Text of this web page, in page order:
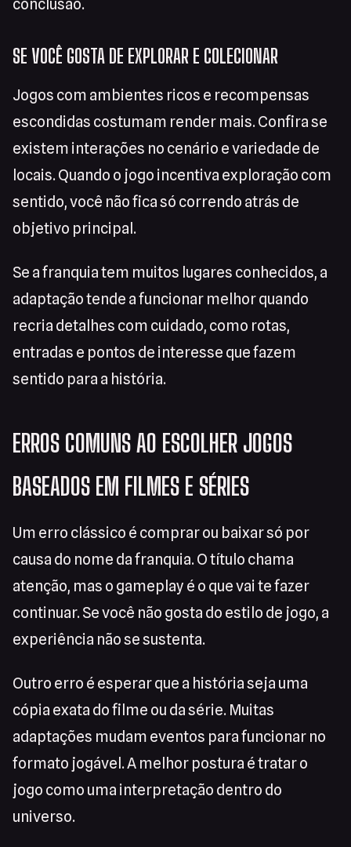
conclusão.
SE VOCÊ GOSTA DE EXPLORAR E COLECIONAR
Jogos com ambientes ricos e recompensas
escondidas costumam render mais. Confira se
existem interações no cenário e variedade de
locais. Quando o jogo incentiva exploração com
sentido, você não fica só correndo atrás de
objetivo principal.
Se a franquia tem muitos lugares conhecidos, a
adaptação tende a funcionar melhor quando
recria detalhes com cuidado, como rotas,
entradas e pontos de interesse que fazem
sentido para a história.
ERROS COMUNS AO ESCOLHER JOGOS
BASEADOS EM FILMES E SÉRIES
Um erro clássico é comprar ou baixar só por
causa do nome da franquia. O título chama
atenção, mas o gameplay é o que vai te fazer
continuar. Se você não gosta do estilo de jogo, a
experiência não se sustenta.
Outro erro é esperar que a história seja uma
cópia exata do filme ou da série. Muitas
adaptações mudam eventos para funcionar no
formato jogável. A melhor postura é tratar o
jogo como uma interpretação dentro do
universo.